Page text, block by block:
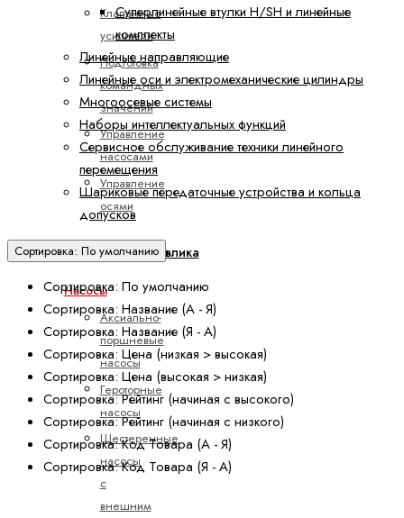
Клапанные
усилители
Подготовка
командных
значений
Управление
насосами
Управление
осями
Мобильная гидравлика
Насосы
Аксиально-
поршневые
насосы
Героторные
насосы
Шестеренные
насосы
с
внешним
Суперлинейные втулки H/SH и линейные
комплекты
Линейные направляющие
Линейные оси и электромеханические цилиндры
Многоосевые системы
Наборы интеллектуальных функций
Сервисное обслуживание техники линейного
перемещения
Шариковые передаточные устройства и кольца
допусков
Сортировка: По умолчанию
Сортировка: По умолчанию
Сортировка: Название (А - Я)
Сортировка: Название (Я - А)
Сортировка: Цена (низкая > высокая)
Сортировка: Цена (высокая > низкая)
Сортировка: Рейтинг (начиная с высокого)
Сортировка: Рейтинг (начиная с низкого)
Сортировка: Код Товара (А - Я)
Сортировка: Код Товара (Я - А)